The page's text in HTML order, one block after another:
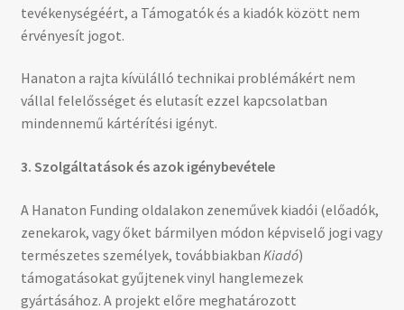
tevékenységéért, a Támogatók és a kiadók között nem
érvényesít jogot.
Hanaton a rajta kívülálló technikai problémákért nem
vállal felelősséget és elutasít ezzel kapcsolatban
mindennemű kártérítési igényt.
3. Szolgáltatások és azok igénybevétele
A Hanaton Funding oldalakon zeneművek kiadói (előadók,
zenekarok, vagy őket bármilyen módon képviselő jogi vagy
természetes személyek, továbbiakban Kiadó)
támogatásokat gyűjtenek vinyl hanglemezek
gyártásához. A projekt előre meghatározott